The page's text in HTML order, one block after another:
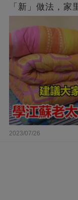
「新」做法，家
2023/07/26